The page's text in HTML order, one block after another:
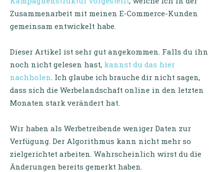
Zusammenarbeit mit meinen E-Commerce-Kunden
gemeinsam entwickelt habe.
Dieser Artikel ist sehr gut angekommen. Falls du ihn
noch nicht gelesen hast, kannst du das hier
nachholen . Ich glaube ich brauche dir nicht sagen,
dass sich die Werbelandschaft online in den letzten
Monaten stark verändert hat.
Wir haben als Werbetreibende weniger Daten zur
Verfügung. Der Algorithmus kann nicht mehr so
zielgerichtet arbeiten. Wahrscheinlich wirst du die
Änderungen bereits gemerkt haben.